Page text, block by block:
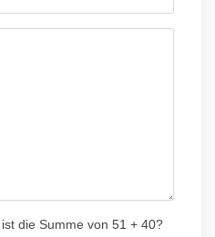
ist die Summe von 51 + 40?